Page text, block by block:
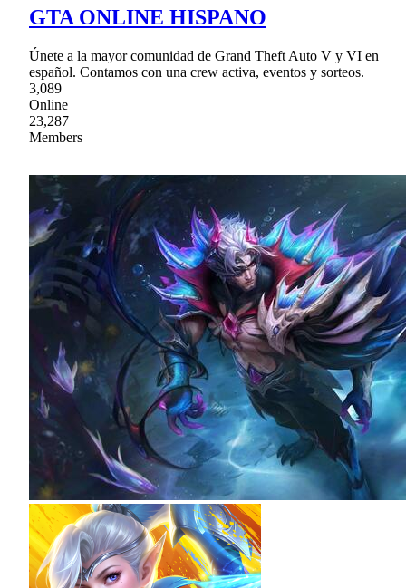
GTA ONLINE HISPANO
Únete a la mayor comunidad de Grand Theft Auto V y VI en
español. Contamos con una crew activa, eventos y sorteos.
3,089
Online
23,287
Members